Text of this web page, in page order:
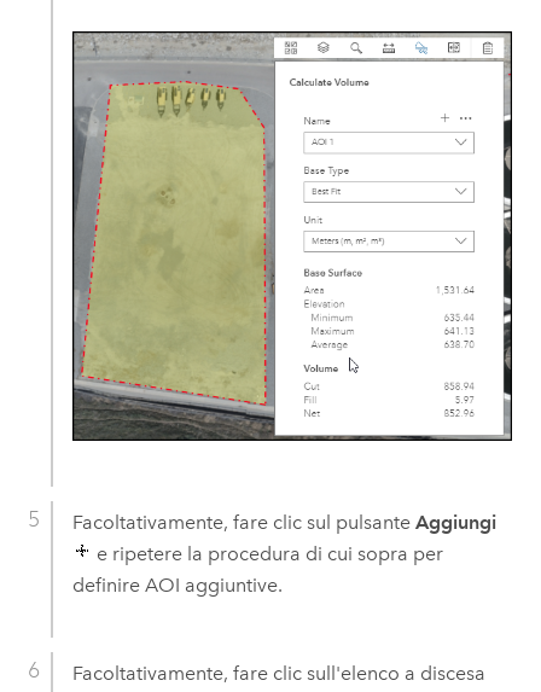
Facoltativamente, fare clic sul pulsante Aggiungi
e ripetere la procedura di cui sopra per
definire AOI aggiuntive.
Facoltativamente, fare clic sull'elenco a discesa